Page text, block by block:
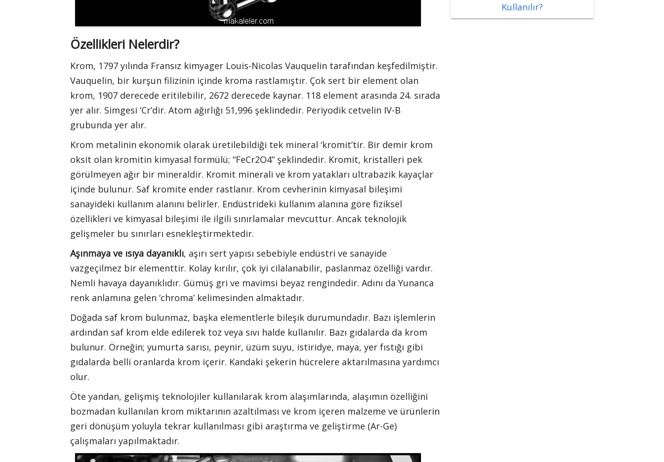
Özellikleri Nelerdir?
Krom, 1797 yılında Fransız kimyager Louis-Nicolas Vauquelin tarafından keşfedilmiştir.
Vauquelin, bir kurşun filizinin içinde kroma rastlamıştır. Çok sert bir element olan
krom, 1907 derecede eritilebilir, 2672 derecede kaynar. 118 element arasında 24. sırada
yer alır. Simgesi ‘Cr’dir. Atom ağırlığı 51,996 şeklindedir. Periyodik cetvelin IV-B
grubunda yer alır.
Krom metalinin ekonomik olarak üretilebildiği tek mineral ‘kromit’tir. Bir demir krom
oksit olan kromitin kimyasal formülü; “FeCr2O4” şeklindedir. Kromit, kristalleri pek
görülmeyen ağır bir mineraldir. Kromit minerali ve krom yatakları ultrabazik kayaçlar
içinde bulunur. Saf kromite ender rastlanır. Krom cevherinin kimyasal bileşimi
sanayideki kullanım alanını belirler. Endüstrideki kullanım alanına göre fiziksel
özellikleri ve kimyasal bileşimi ile ilgili sınırlamalar mevcuttur. Ancak teknolojik
gelişmeler bu sınırları esnekleştirmektedir.
Aşınmaya ve ısıya dayanıklı, aşırı sert yapısı sebebiyle endüstri ve sanayide
vazgeçilmez bir elementtir. Kolay kırılır, çok iyi cilalanabilir, paslanmaz özelliği vardır.
Nemli havaya dayanıklıdır. Gümüş gri ve mavimsi beyaz rengindedir. Adını da Yunanca
renk anlamına gelen ‘chroma’ kelimesinden almaktadır.
Doğada saf krom bulunmaz, başka elementlerle bileşik durumundadır. Bazı işlemlerin
ardından saf krom elde edilerek toz veya sıvı halde kullanılır. Bazı gıdalarda da krom
bulunur. Örneğin; yumurta sarısı, peynir, üzüm suyu, istiridye, maya, yer fıstığı gibi
gıdalarda belli oranlarda krom içerir. Kandaki şekerin hücrelere aktarılmasına yardımcı
olur.
Öte yandan, gelişmiş teknolojiler kullanılarak krom alaşımlarında, alaşımın özelliğini
bozmadan kullanılan krom miktarının azaltılması ve krom içeren malzeme ve ürünlerin
geri dönüşüm yoluyla tekrar kullanılması gibi araştırma ve geliştirme (Ar-Ge)
çalışmaları yapılmaktadır.
Kullanılır?